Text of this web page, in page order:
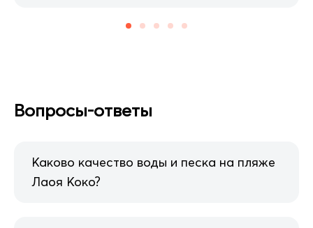
Вопросы-ответы
Каково качество воды и песка на пляже
Лаоя Коко?